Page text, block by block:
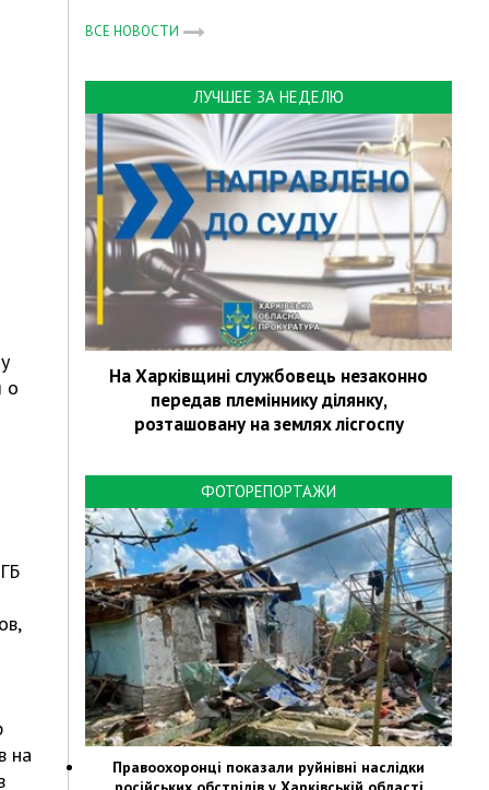
о
на
ВСЕ НОВОСТИ
ЛУЧШЕЕ ЗА НЕДЕЛЮ
На Харківщині службовець незаконно
передав племіннику ділянку,
розташовану на землях лісгоспу
ФОТОРЕПОРТАЖИ
Правоохоронці показали руйнівні наслідки